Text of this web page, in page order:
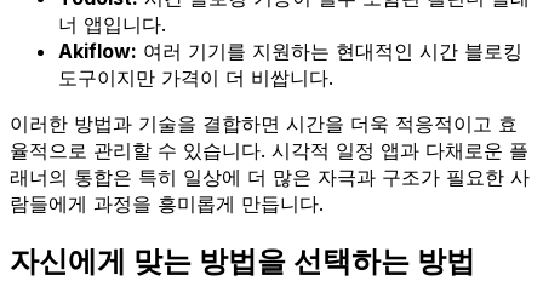
너 앱입니다.
Akiflow: 여러 기기를 지원하는 현대적인 시간 블로킹
도구이지만 가격이 더 비쌉니다.
이러한 방법과 기술을 결합하면 시간을 더욱 적응적이고 효
율적으로 관리할 수 있습니다. 시각적 일정 앱과 다채로운 플
래너의 통합은 특히 일상에 더 많은 자극과 구조가 필요한 사
람들에게 과정을 흥미롭게 만듭니다.
자신에게 맞는 방법을 선택하는 방법